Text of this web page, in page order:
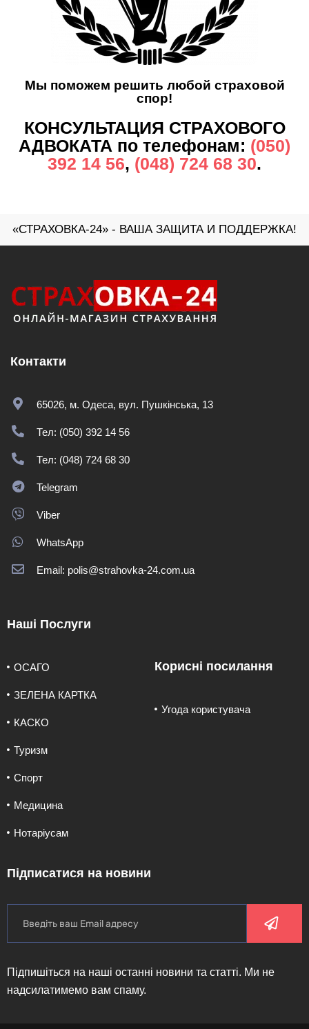
Мы поможем решить любой страховой
спор!
КОНСУЛЬТАЦИЯ СТРАХОВОГО
АДВОКАТА по телефонам: (050)
392 14 56, (048) 724 68 30.
«СТРАХОВКА-24» - ВАША ЗАЩИТА И ПОДДЕРЖКА!
Контакти
65026, м. Одеса, вул. Пушкінська, 13
Тел: (050) 392 14 56
Тел: (048) 724 68 30
Telegram
Viber
WhatsApp
Email: polis@strahovka-24.com.ua
Наші Послуги
ОСАГО
ЗЕЛЕНА КАРТКА
КАСКО
Туризм
Спорт
Медицина
Нотаріусам
Корисні посилання
Угода користувача
Підписатися на новини
Підпишіться на наші останні новини та статті. Ми не
надсилатимемо вам спаму.